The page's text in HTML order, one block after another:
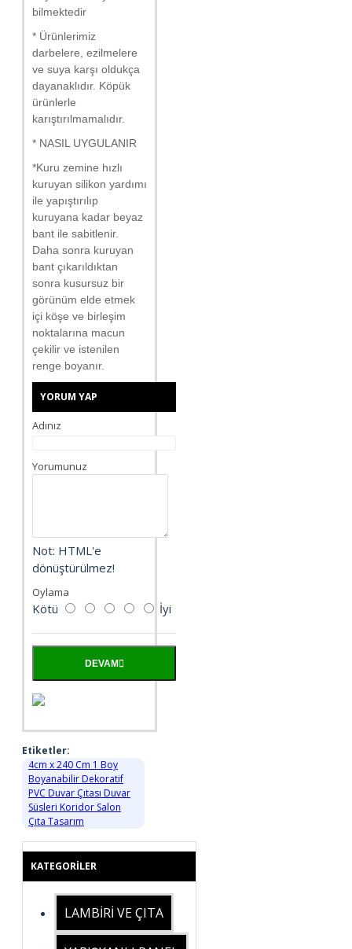
bilmektedir
* Ürünlerimiz
darbelere, ezilmelere
ve suya karşı oldukça
dayanaklıdır. Köpük
ürünlerle
karıştırılmamalıdır.
* NASIL UYGULANIR
*Kuru zemine hızlı
kuruyan silikon yardımı
ile yapıştırılıp
kuruyana kadar beyaz
bant ile sabitlenir.
Daha sonra kuruyan
bant çıkarıldıktan
sonra kusursuz bir
görünüm elde etmek
içi köşe ve birleşim
noktalarına macun
çekilir ve istenilen
renge boyanır.
YORUM YAP
Adınız
Yorumunuz
Not: HTML'e
dönüştürülmez!
Oylama
Kötü İyi
DEVAM
Etiketler:
4cm x 240 Cm 1 Boy
Boyanabilir Dekoratif
PVC Duvar Çıtası Duvar
Süsleri Koridor Salon
Çıta Tasarım
KATEGORILER
LAMBİRİ VE ÇITA